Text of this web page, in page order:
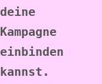
deine
Kampagne
einbinden
kannst.